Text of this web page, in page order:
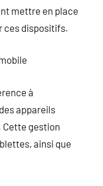
mettre en place
ces dispositifs.
à
appareils
Cette gestion
ainsi que